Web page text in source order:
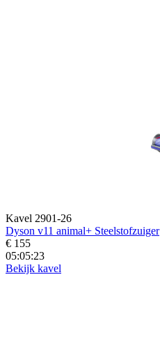
Kavel 2901-26
Dyson v11 animal+ Steelstofzuiger
€ 155
05:05:21
Bekijk kavel